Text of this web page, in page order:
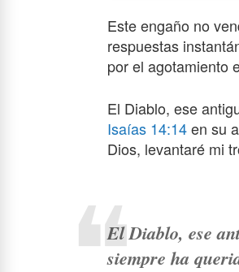
Este engaño no
respuestas
por el agotamiento
El Diablo, ese
Isaías 14:14en su
Dios, levantaré mi
El Diablo, ese
siempre ha